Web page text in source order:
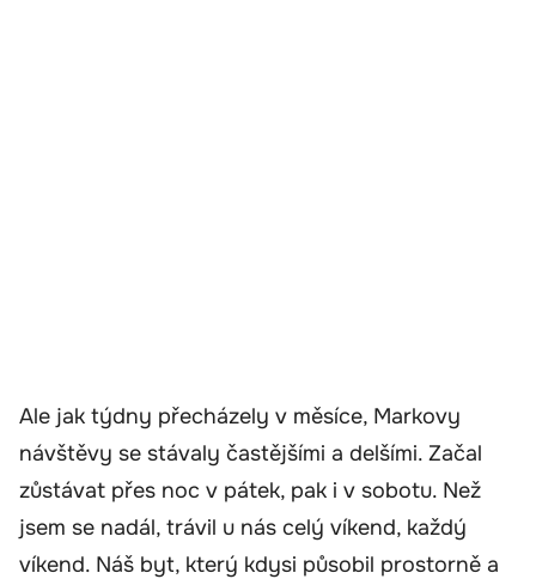
Ale jak týdny přecházely v měsíce, Markovy
návštěvy se stávaly častějšími a delšími. Začal
zůstávat přes noc v pátek, pak i v sobotu. Než
jsem se nadál, trávil u nás celý víkend, každý
víkend. Náš byt, který kdysi působil prostorně a